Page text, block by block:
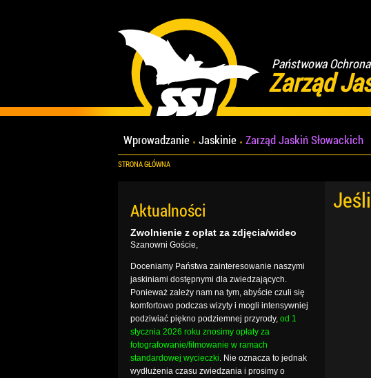
Państwowa
Zarząd
Wprowadzanie Jaskinie Zarząd Jaskiń Słowackich
STRONA GŁÓWNA
Aktualności
Zwolnienie z opłat za zdjęcia/wideo
Szanowni Goście,
Doceniamy Państwa zainteresowanie naszymi
jaskiniami dostępnymi dla zwiedzających.
Ponieważ zależy nam na tym, abyście czuli się
komfortowo podczas wizyty i mogli intensywniej
podziwiać piękno podziemnej przyrody, od 1
stycznia 2026 roku znosimy opłaty za
fotografowanie/filmowanie w ramach
standardowej wycieczki. Nie oznacza to jednak
wydłużenia czasu zwiedzania i prosimy o